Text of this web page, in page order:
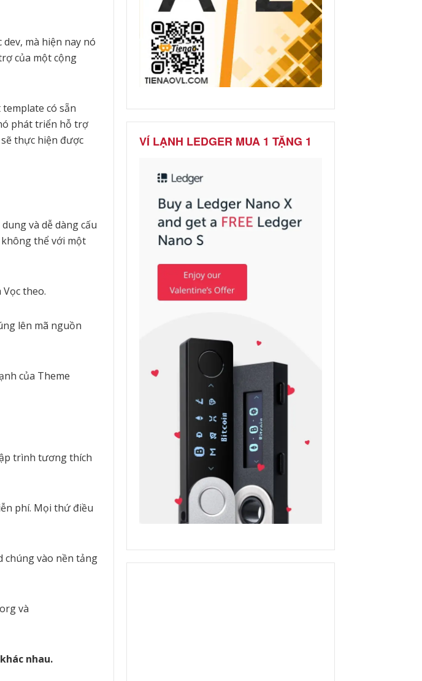
mà hiện nay nó
của một cộng
có sẵn
phát triển hỗ trợ
thực hiện được
và dễ dàng cấu
thể với một
theo.
lên mã nguồn
của Theme
trình tương thích
phí. Mọi thứ điều
chúng vào nền tảng
và
nhau.
VÍ LẠNH LEDGER MUA 1 TẶNG 1